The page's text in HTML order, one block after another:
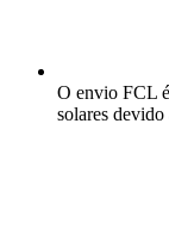
O envio FCL
solares